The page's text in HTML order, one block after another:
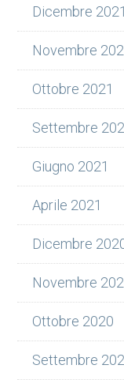
Dicembre 2021
Novembre
Ottobre 2021
Settembre
Giugno 2021
Aprile 2021
Dicembre
Novembre
Ottobre 2020
Settembre